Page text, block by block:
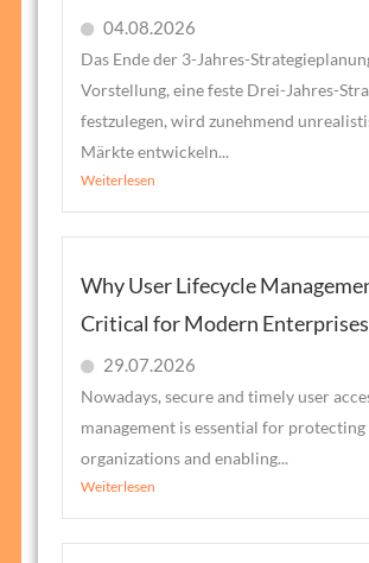
04.08.2026
Das Ende der 3-Jahres-
Vorstellung, eine feste Drei-Jahres-
festzulegen, wird zunehmend
Märkte entwickeln...
Weiterlesen
Why User Lifecycle
Critical for Modern
29.07.2026
Nowadays, secure and timely user
management is essential for
organizations and enabling...
Weiterlesen